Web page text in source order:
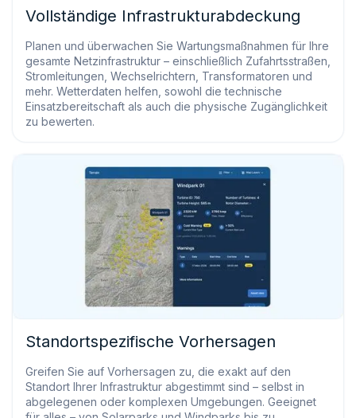
Vollständige Infrastrukturabdeckung
Planen und überwachen Sie Wartungsmaßnahmen für Ihre
gesamte Netzinfrastruktur – einschließlich Zufahrtsstraßen,
Stromleitungen, Wechselrichtern, Transformatoren und
mehr. Wetterdaten helfen, sowohl die technische
Einsatzbereitschaft als auch die physische Zugänglichkeit
zu bewerten.
Standortspezifische Vorhersagen
Greifen Sie auf Vorhersagen zu, die exakt auf den
Standort Ihrer Infrastruktur abgestimmt sind – selbst in
abgelegenen oder komplexen Umgebungen. Geeignet